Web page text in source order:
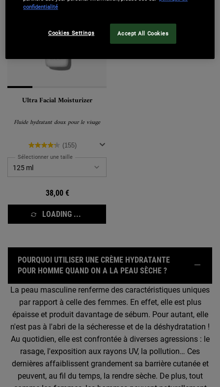
Ultra Facial Moisturizer
Fluide hydratant doux pour le visage
(155)
Sélectionner une taille
38,00 €
LOADING ...
POURQUOI UTILISER UNE CRÈME HYDRATANTE
POUR HOMME QUAND ON A LA PEAU SÈCHE ?
La peau masculine renferme des caractéristiques uniques
par rapport à celle des femmes. En effet, elle est plus
épaisse et produit davantage de sébum. Pour autant, elle
n'est pas à l'abri de la sécheresse et de la déshydratation !
Au quotidien, elle est confrontée à diverses agressions : le
rasage, l'exposition aux rayons UV, la pollution… Ces
dernières affaiblissent grandement sa barrière cutanée et
peuvent, au fil du temps, la rendre sèche. De plus, tout
confidentialité
Cookies Settings Accept All Cookies